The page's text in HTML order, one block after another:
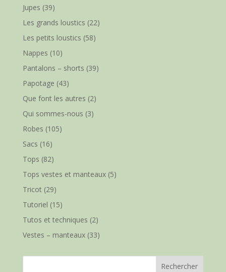
Jupes (39)
Les grands loustics (22)
Les petits loustics (58)
Nappes (10)
Pantalons – shorts (39)
Papotage (43)
Que font les autres (2)
Qui sommes-nous (3)
Robes (105)
Sacs (16)
Tops (82)
Tops vestes et manteaux(5)
Tricot(29)
Tutoriel (15)
Tutos et techniques (2)
Vestes – manteaux(33)